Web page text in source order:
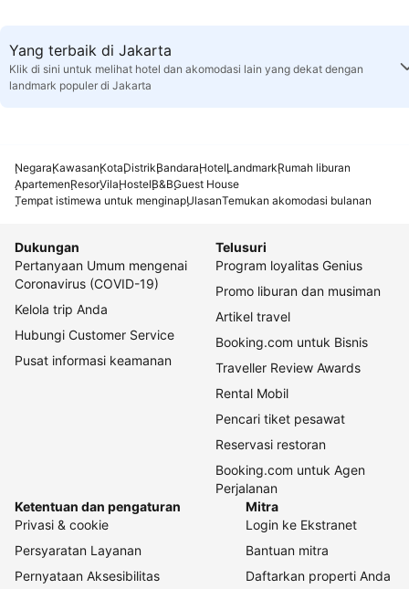
Yang terbaik di Jakarta
Klik di sini untuk melihat hotel dan akomodasi lain yang dekat dengan
landmark populer di Jakarta
NegaraKawasanKotaDistrikBandaraHotelLandmarkRumah liburan
ApartemenResorVilaHostelB&BGuest House
Tempat istimewa untuk menginapUlasanTemukan akomodasi bulanan
Dukungan
Pertanyaan Umum mengenai
Coronavirus (COVID-19)
Kelola trip Anda
Hubungi Customer Service
Pusat informasi keamanan
Telusuri
Program loyalitas Genius
Promo liburan dan musiman
Artikel travel
Booking.com untuk Bisnis
Traveller Review Awards
Rental Mobil
Pencari tiket pesawat
Reservasi restoran
Booking.com untuk Agen
Perjalanan
Ketentuan dan pengaturan
Privasi & cookie
Persyaratan Layanan
Pernyataan Aksesibilitas
Mitra
Login ke Ekstranet
Bantuan mitra
Daftarkan properti Anda